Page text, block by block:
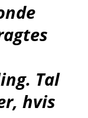
Tal
hvis